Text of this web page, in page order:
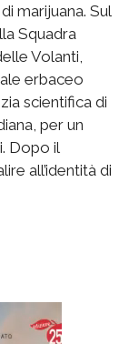
marijuana. Sul
Squadra
Volanti,
erbaceo
scientifica di
per un
Dopo il
all’identità di